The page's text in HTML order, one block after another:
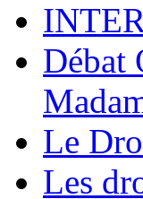
Débat
Le
Les